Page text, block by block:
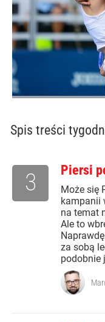
Spis treści
Piersi
Może się
kampanii
na temat
Ale to
za sobą
podobnie
3